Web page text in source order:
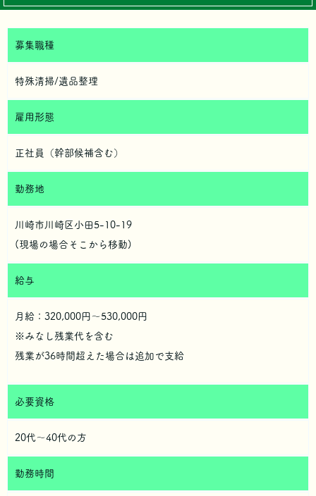
募集職種
特殊清掃/遺品整理
雇用形態
正社員（幹部候補含む）
勤務地
川崎市川崎区小田5-10-19
(現場の場合そこから移動)
給与
月給：320,000円〜530,000円
※みなし残業代を含む
残業が36時間超えた場合は追加で支給
必要資格
20代〜40代の方
勤務時間